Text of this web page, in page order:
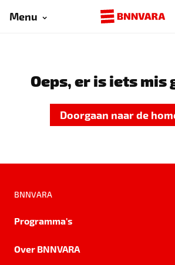
Menu
Oeps, er is iets mis
Doorgaan naar de
BNNVARA
Programma's
Over BNNVARA